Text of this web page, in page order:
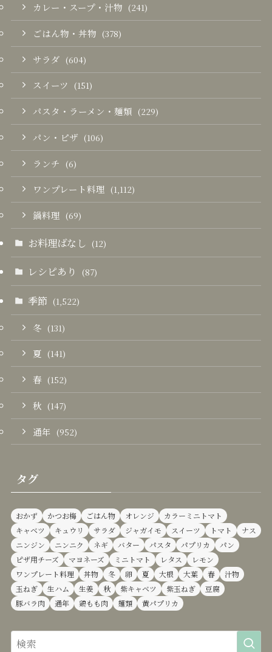
カレー・スープ・汁物 (241)
ごはん物・丼物 (378)
サラダ (604)
スイーツ (151)
パスタ・ラーメン・麺類 (229)
パン・ピザ (106)
ランチ (6)
ワンプレート料理 (1,112)
鍋料理 (69)
お料理ばなし (12)
レシピあり (87)
季節 (1,522)
冬 (131)
夏 (141)
春 (152)
秋 (147)
通年 (952)
タグ
おかず かつお梅 ごはん物 オレンジ
カラーミニトマト
キャベツ
キュウリ サラダ ジャガイモ スイーツ トマト
ナス
ニンジン
ニンニク ネギ バター パスタ パプリカ
パン
ピザ用チーズ
マヨネーズ ミニトマト レタス
レモン
ワンプレート料理
丼物 冬 卵 夏 大根 大葉 春
汁物
玉ねぎ
生ハム 生姜 秋 紫キャベツ 紫玉ねぎ
豆腐
豚バラ肉
通年 鶏もも肉 麺類 黄パプリカ